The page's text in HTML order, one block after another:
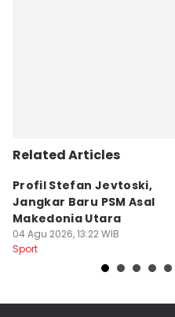
Related Articles
Profil Stefan Jevtoski,
Jangkar Baru PSM Asal
Makedonia Utara
04 Agu 2026, 13:22 WIB
Sport